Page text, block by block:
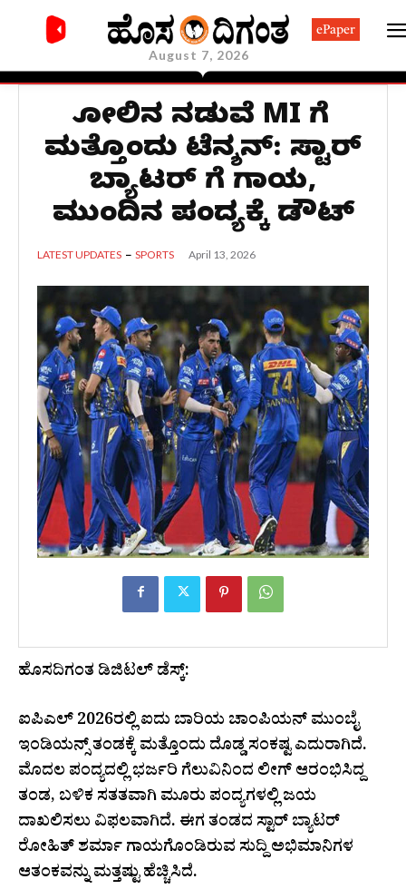
August 7, 2026
ePaper
ಸೋಲಿನ ನಡುವೆ MI ಗೆ
ಮತ್ತೊಂದು ಟೆನ್ಶನ್: ಸ್ಟಾರ್
ಬ್ಯಾಟರ್ ಗೆ ಗಾಯ,
ಮುಂದಿನ ಪಂದ್ಯಕ್ಕೆ ಡೌಟ್
LATEST UPDATES SPORTS April 13, 2026
ಹೊಸದಿಗಂತ ಡಿಜಿಟಲ್ ಡೆಸ್ಕ್:
ಐಪಿಎಲ್ 2026ರಲ್ಲಿ ಐದು ಬಾರಿಯ ಚಾಂಪಿಯನ್ ಮುಂಬೈ
ಇಂಡಿಯನ್ಸ್ ತಂಡಕ್ಕೆ ಮತ್ತೊಂದು ದೊಡ್ಡ ಸಂಕಷ್ಟ ಎದುರಾಗಿದೆ.
ಮೊದಲ ಪಂದ್ಯದಲ್ಲಿ ಭರ್ಜರಿ ಗೆಲುವಿನಿಂದ ಲೀಗ್ ಆರಂಭಿಸಿದ್ದ
ತಂಡ, ಬಳಿಕ ಸತತವಾಗಿ ಮೂರು ಪಂದ್ಯಗಳಲ್ಲಿ ಜಯ
ದಾಖಲಿಸಲು ವಿಫಲವಾಗಿದೆ. ಈಗ ತಂಡದ ಸ್ಟಾರ್ ಬ್ಯಾಟರ್
ರೋಹಿತ್ ಶರ್ಮಾ ಗಾಯಗೊಂಡಿರುವ ಸುದ್ದಿ ಅಭಿಮಾನಿಗಳ
ಆತಂಕವನ್ನು ಮತ್ತಷ್ಟು ಹೆಚ್ಚಿಸಿದೆ.